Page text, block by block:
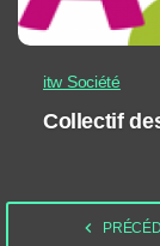
itw Société
Collectif
navigate_before